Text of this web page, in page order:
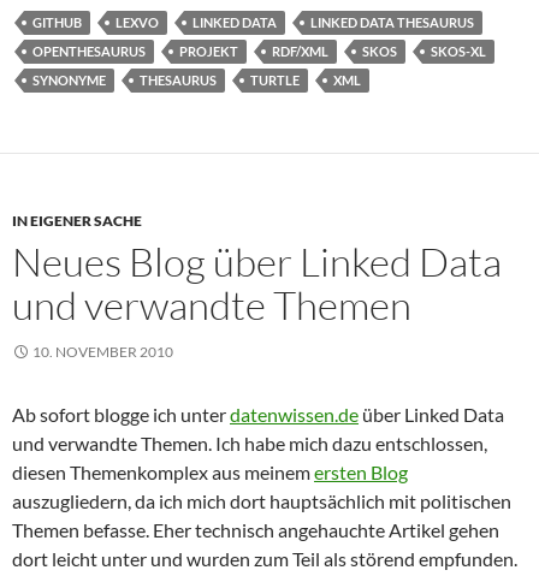
GITHUB LEXVO LINKED DATA
LINKED DATA THESAURUS
OPENTHESAURUS
PROJEKT RDF/XML SKOS
SKOS-XL
SYNONYME
THESAURUS TURTLE XML
IN EIGENER SACHE
Neues Blog über Linked Data
und verwandte Themen
10. NOVEMBER 2010
Ab sofort blogge ich unterdatenwissen.de über Linked Data
und verwandte Themen. Ich habe mich dazu entschlossen,
diesen Themenkomplex aus meinemersten Blog
auszugliedern, da ich mich dort hauptsächlich mit politischen
Themen befasse. Eher technisch angehauchte Artikel gehen
dort leicht unter und wurden zum Teil als störend empfunden.